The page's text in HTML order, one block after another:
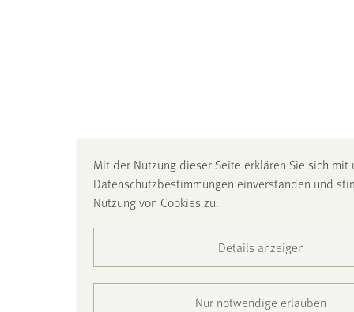
Mit der Nutzung dieser Seite erklären Sie sich mit
Datenschutzbestimmungen einverstanden und
Nutzung von Cookies zu.
Details anzeigen
Nur notwendige erlauben